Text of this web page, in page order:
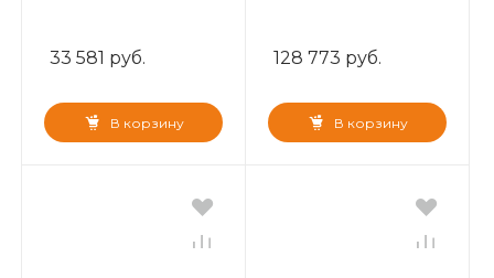
33 581 руб.
В корзину
128 773 руб.
В корзину